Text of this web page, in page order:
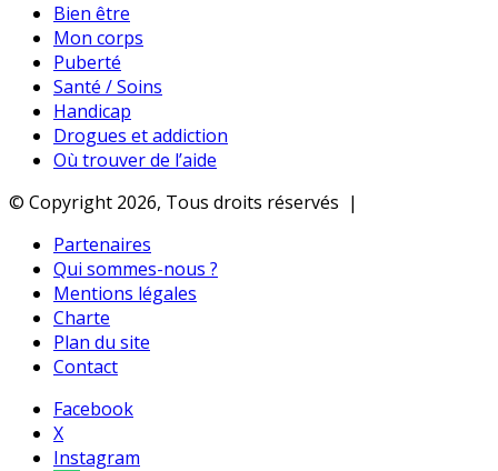
Bien être
Mon corps
Puberté
Santé / Soins
Handicap
Drogues et addiction
Où trouver de l’aide
© Copyright 2026, Tous droits réservés |
Partenaires
Qui sommes-nous ?
Mentions légales
Charte
Plan du site
Contact
Facebook
X
Instagram